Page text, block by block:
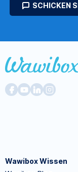
SCHICKEN
Wawibox Wissen